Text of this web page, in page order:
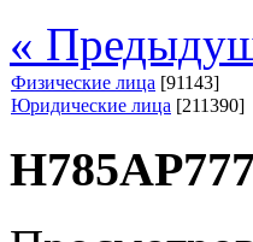
«
Физические лица [91143]
Юридические лица [211390]
Н785АР777